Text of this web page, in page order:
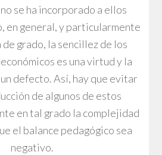
se ha incorporado a ellos
en general, y particularmente
de grado, la sencillez de los
es una virtud y la
defecto. Así, hay que evitar
de algunos de estos
en tal grado la complejidad
el balance pedagógico sea
negativo.